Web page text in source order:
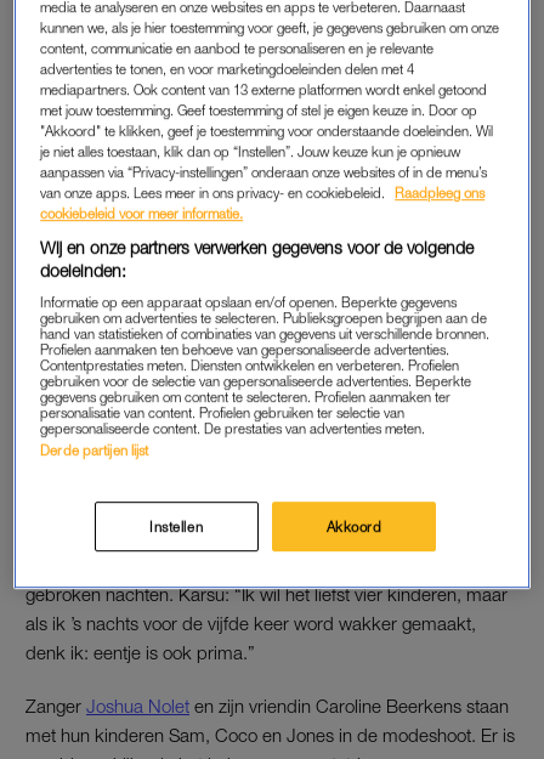
Handig om te weten: als je bent ingelogd op LINDA., heb je
automatisch ook toegang tot LINDA.mini en kun je direct alle
stukken lezen. In sommige gevallen werkt dit – helaas – niet
helemaal automatisch; dan kun je eenvoudig opnieuw inloggen
op LINDA.mini met je LINDA.-gegevens.
Nog niet eerder ingelogd?Maak dan een wachtwoord aanen
LINDA.premium.
LEES SNEL LINDA.MINI
In de eerste editie van LINDA.mini vertellenpresentator Valerio
Zeno en zangeres Karsu Dönmez
openhartig over hun eerste
gebroken nachten. Karsu: “Ik wil het liefst vier kinderen, maar
als ik ’s nachts voor de vijfde keer word wakker gemaakt,
denk ik: eentje is ook prima.”
Zanger Joshua Nolet en zijn vriendin Caroline Beerkens staan
met hun kinderen Sam, Coco en Jones in de modeshoot. Er is
media te analyseren en onze websites en apps te verbeteren. Daarnaast
kunnen we, als je hier toestemming voor geeft, je gegevens gebruiken om onze
content, communicatie en aanbod te personaliseren en je relevante
advertenties te tonen, en voor marketingdoeleinden delen met 4
mediapartners. Ook content van 13 externe platformen wordt enkel getoond
met jouw toestemming. Geef toestemming of stel je eigen keuze in. Door op
"Akkoord" te klikken, geef je toestemming voor onderstaande doeleinden. Wil
je niet alles toestaan, klik dan op “Instellen”. Jouw keuze kun je opnieuw
aanpassen via “Privacy-instellingen” onderaan onze websites of in de menu’s
van onze apps. Lees meer in ons privacy- en cookiebeleid.
Raadpleeg ons
cookiebeleid voor meer informatie.
Wij en onze partners verwerken gegevens voor de volgende
doeleinden:
Informatie op een apparaat opslaan en/of openen. Beperkte gegevens
gebruiken om advertenties te selecteren. Publieksgroepen begrijpen aan de
hand van statistieken of combinaties van gegevens uit verschillende bronnen.
Profielen aanmaken ten behoeve van gepersonaliseerde advertenties.
Contentprestaties meten. Diensten ontwikkelen en verbeteren. Profielen
gebruiken voor de selectie van gepersonaliseerde advertenties. Beperkte
gegevens gebruiken om content te selecteren. Profielen aanmaken ter
personalisatie van content. Profielen gebruiken ter selectie van
gepersonaliseerde content. De prestaties van advertenties meten.
Derde partijen lijst
Instellen Akkoord